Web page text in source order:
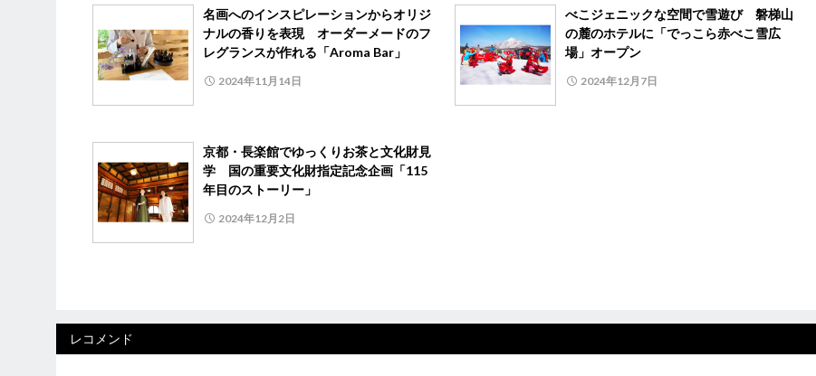
名画へのインスピレーションからオリジ
ナルの香りを表現 オーダーメードのフ
レグランスが作れる「Aroma Bar」
2024年11月14日
べこジェニックな空間で雪遊び 磐梯山
の麓のホテルに「でっこら赤べこ雪広
場」オープン
2024年12月7日
京都・長楽館でゆっくりお茶と文化財見
学 国の重要文化財指定記念企画「115
年目のストーリー」
2024年12月2日
レコメンド